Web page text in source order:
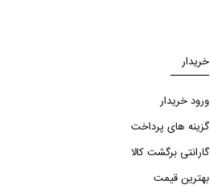
خریدار
ورود خریدار
گزینه های پرداخت
گارانتی برگشت کالا
بهترین قیمت